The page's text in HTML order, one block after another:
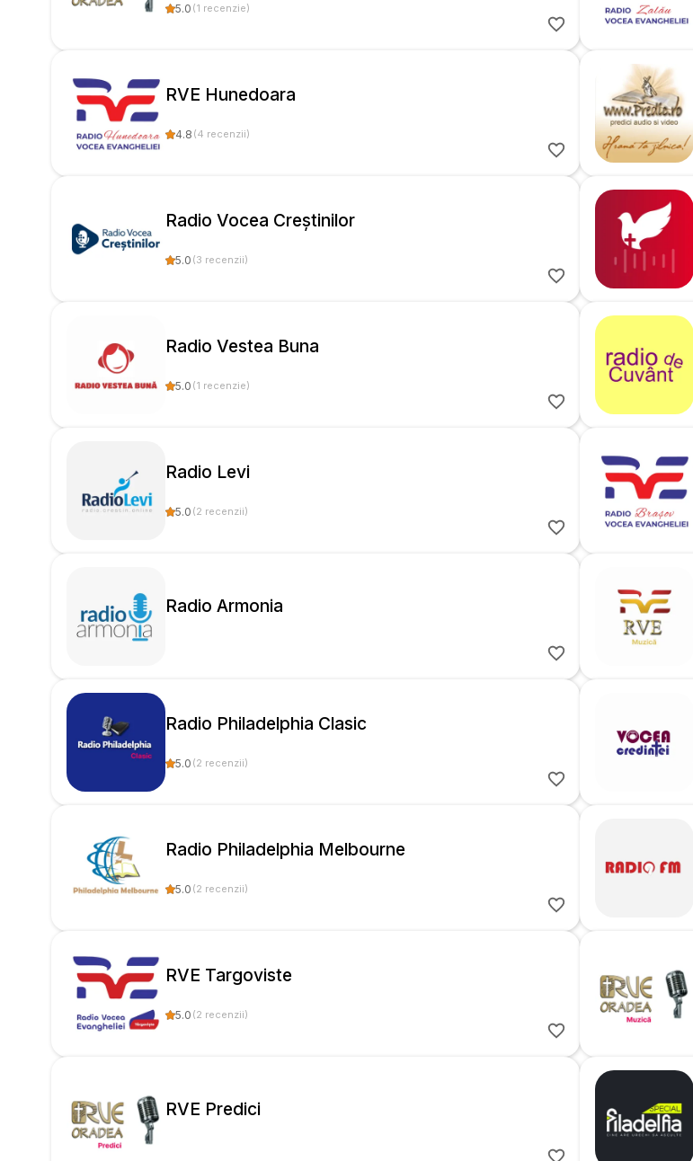
5.0 (1 recenzie)
RVE Hunedoara
4.8 (4 recenzii)
Radio Vocea Creștinilor
5.0 (3 recenzii)
Radio Vestea Buna
5.0 (1 recenzie)
Radio Levi
5.0 (2 recenzii)
Radio Armonia
Radio Philadelphia Clasic
5.0 (2 recenzii)
Radio Philadelphia Melbourne
5.0 (2 recenzii)
RVE Targoviste
5.0 (2 recenzii)
RVE Predici